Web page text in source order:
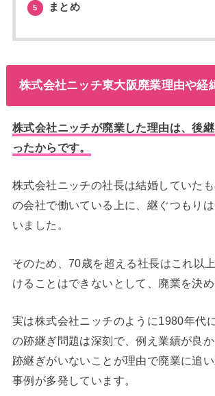
5 まとめ
株式会社ニッチ東大阪廃業理由や経
株式会社ニッチが廃業した理由は、後
ったからです。
株式会社ニッチの社長は結婚していた
の会社で働いている上に、継ぐつもり
いました。
そのため、70歳を超える社長はこれ以
けることはできないとして、廃業を決め
実は株式会社ニッチのように1980年代
の跡継ぎ問題は深刻で、例え業績が良か
跡継ぎがいないことが理由で廃業に追
事例が多発しています。